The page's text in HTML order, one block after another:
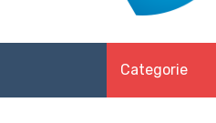
Categorie